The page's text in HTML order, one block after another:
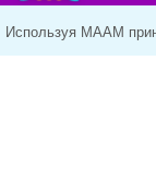
Используя МААМ